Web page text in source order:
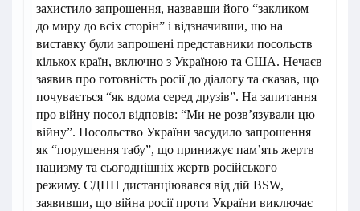
захистило запрошення, назвавши його “закликом
до миру до всіх сторін” і відзначивши, що на
виставку були запрошені представники посольств
кількох країн, включно з Україною та США. Нечаєв
заявив про готовність росії до діалогу та сказав, що
почувається “як вдома серед друзів”. На запитання
про війну посол відповів: “Ми не розв’язували цю
війну”. Посольство України засудило запрошення
як “порушення табу”, що принижує пам’ять жертв
нацизму та сьогоднішніх жертв російського
режиму. СДПН дистанціювався від дій BSW,
заявивши, що війна росії проти України виключає